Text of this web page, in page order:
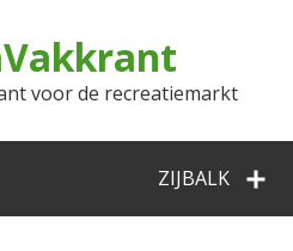
voor de recreatiemarkt
ZIJBALK